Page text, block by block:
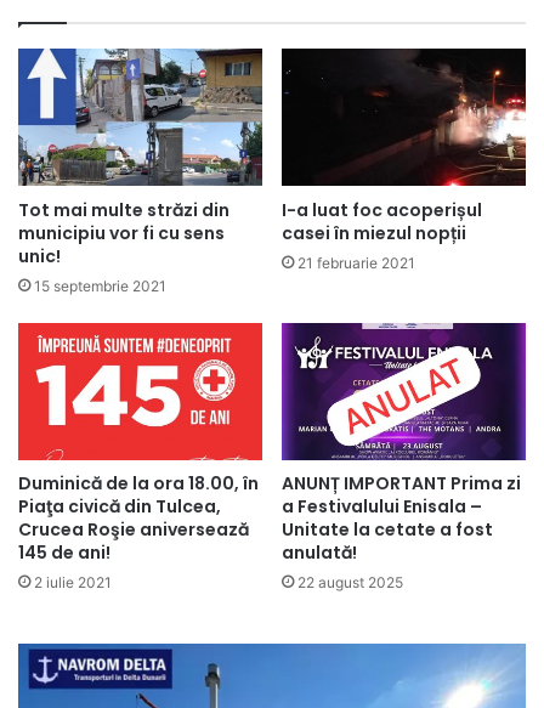
Tot mai multe străzi din
municipiu vor fi cu sens
unic!
15 septembrie 2021
I-a luat foc acoperișul
casei în miezul nopții
21 februarie 2021
Duminică de la ora 18.00, în
Piaţa civică din Tulcea,
Crucea Roşie aniversează
145 de ani!
2 iulie 2021
ANUNȚ IMPORTANT Prima zi
a Festivalului Enisala –
Unitate la cetate a fost
anulată!
22 august 2025